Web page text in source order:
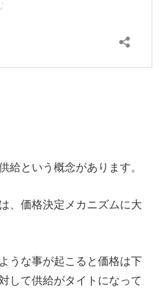
給という概念があります。
、価格決定メカニズムに大
うな事が起こると価格は下
して供給がタイトになって